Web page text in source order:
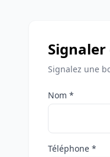
Signalez une
Nom *
Téléphone *